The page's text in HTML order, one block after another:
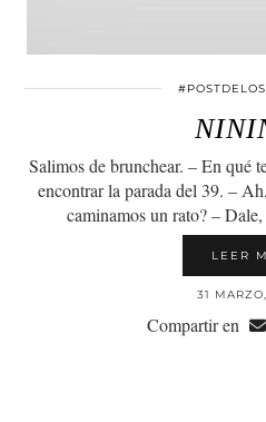
Salimos de brunchear. – En qué
encontrar la parada del 39. –
caminamos un rato? –
LEER
31
Compartir en